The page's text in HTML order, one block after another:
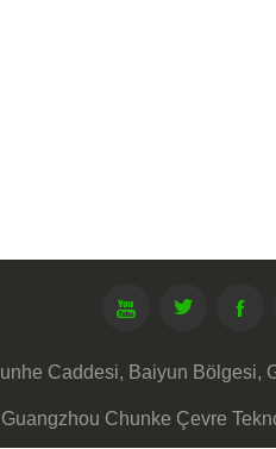
  
Caddesi, Baiyun Bölgesi,
Guangzhou Chunke Çevre